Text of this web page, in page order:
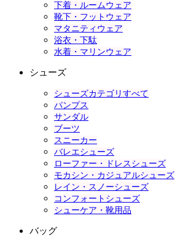
下着・ルームウェア
靴下・フットウェア
マタニティウェア
浴衣・下駄
水着・マリンウェア
シューズ
シューズカテゴリすべて
パンプス
サンダル
ブーツ
スニーカー
バレエシューズ
ローファー・ドレスシューズ
モカシン・カジュアルシューズ
レイン・スノーシューズ
コンフォートシューズ
シューケア・靴用品
バッグ